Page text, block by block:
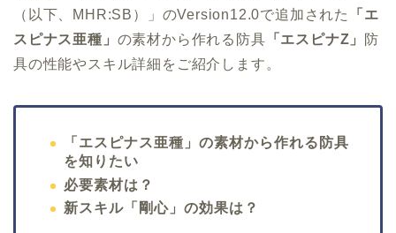
（以下、MHR:SB）」のVersion12.0で追加された
「エ
スピナス亜種」 の素材から作れる防具 「エスピナZ」
防
具の性能やスキル詳細をご紹介します。
「エスピナス亜種」の素材から作れる防具
を知りたい
必要素材は？
新スキル「剛心」の効果は？